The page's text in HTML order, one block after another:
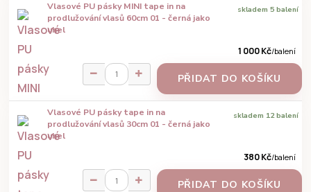
Vlasové PU pásky MINI tape in na
prodlužování vlasů 60cm 01 - černá jako
uhel
1 000 Kč/balení
skladem 5 balení
PŘIDAT DO KOŠÍKU
Vlasové PU pásky tape in na
prodlužování vlasů 30cm 01 - černá jako
uhel
380 Kč/balení
skladem 12 balení
PŘIDAT DO KOŠÍKU